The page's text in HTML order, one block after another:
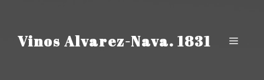
Vinos Alvarez-Nava. 1831 Menú